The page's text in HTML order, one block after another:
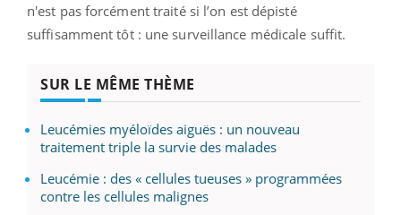
n'est pas forcément traité si l’on est dépisté
suffisamment tôt : une surveillance médicale suffit.
SUR LE MÊME THÈME
Leucémies myéloïdes aiguës : un nouveau
traitement triple la survie des malades
Leucémie : des « cellules tueuses » programmées
contre les cellules malignes